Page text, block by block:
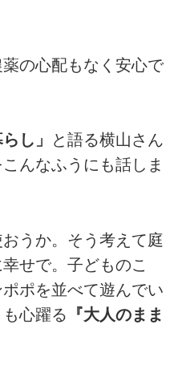
薬の心配もなく安心で
し」
と語る横山さん
んなふうにも話しま
おうか。そう考えて庭
せで。子どものこ
ポを並べて遊んでい
心躍る 『大人のまま